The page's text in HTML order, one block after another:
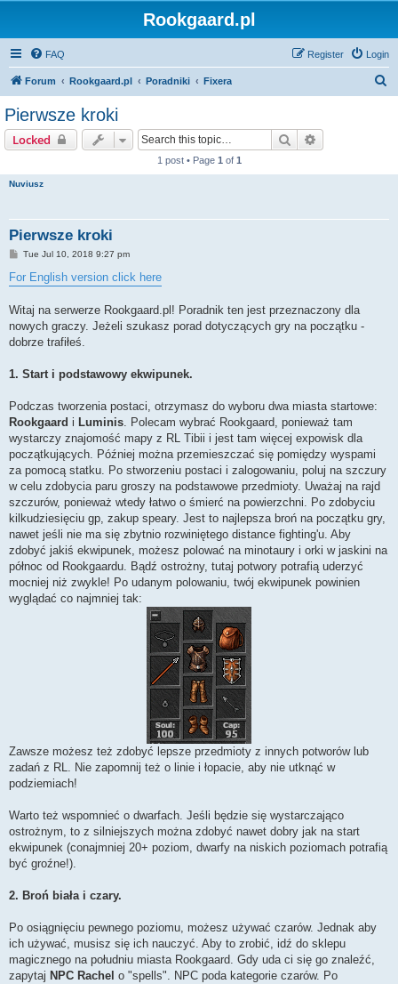
Rookgaard.pl
FAQ Login
Register
Forum Rookgaard.pl Poradniki Fixera
Pierwsze kroki
Locked Search
1 post • Page 1 of 1
Nuviusz
Pierwsze kroki
P
s
t
Tue Jul 10, 2018 9:27 pm
For English version click here
Witaj na serwerze Rookgaard.pl! Poradnik ten jest przeznaczony dla
nowych graczy. Jeżeli szukasz porad dotyczących gry na początku -
dobrze trafiłeś.
1. Start i podstawowy ekwipunek.
Podczas tworzenia postaci, otrzymasz do wyboru dwa miasta startowe:
Rookgaard i Luminis. Polecam wybrać Rookgaard, ponieważ tam
wystarczy znajomość mapy z RL Tibii i jest tam więcej expowisk dla
początkujących. Później można przemieszczać się pomiędzy wyspami
za pomocą statku. Po stworzeniu postaci i zalogowaniu, poluj na szczury
w celu zdobycia paru groszy na podstawowe przedmioty. Uważaj na rajd
szczurów, ponieważ wtedy łatwo o śmierć na powierzchni. Po zdobyciu
kilkudziesięciu gp, zakup speary. Jest to najlepsza broń na początku gry,
nawet jeśli nie ma się zbytnio rozwiniętego distance fighting'u. Aby
zdobyć jakiś ekwipunek, możesz polować na minotaury i orki w jaskini na
północ od Rookgaardu. Bądź ostrożny, tutaj potwory potrafią uderzyć
mocniej niż zwykle! Po udanym polowaniu, twój ekwipunek powinien
wyglądać co najmniej tak:
Zawsze możesz też zdobyć lepsze przedmioty z innych potworów lub
zadań z RL. Nie zapomnij też o linie i łopacie, aby nie utknąć w
podziemiach!
Warto też wspomnieć o dwarfach. Jeśli będzie się wystarczająco
ostrożnym, to z silniejszych można zdobyć nawet dobry jak na start
ekwipunek (conajmniej 20+ poziom, dwarfy na niskich poziomach potrafią
być groźne!).
2. Broń biała i czary.
Po osiągnięciu pewnego poziomu, możesz używać czarów. Jednak aby
ich używać, musisz się ich nauczyć. Aby to zrobić, idź do sklepu
magicznego na południu miasta Rookgaard. Gdy uda ci się go znaleźć,
zapytaj NPC Rachel o "spells". NPC poda kategorie czarów. Po